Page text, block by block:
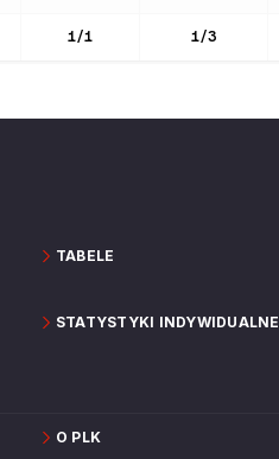
1/1 1/3
TABELE
STATYSTYKI INDYWIDUALNE
O PLK